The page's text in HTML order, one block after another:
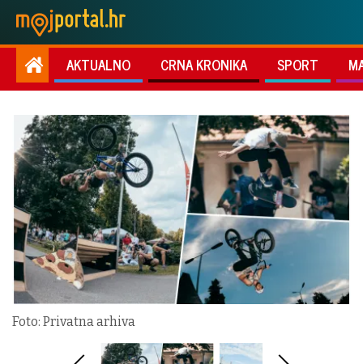
AKTUALNO CRNA KRONIKA SPORT
Foto: Privatna arhiva